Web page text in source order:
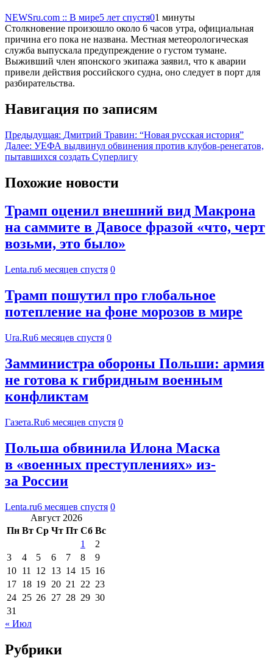
NEWSru.com :: В мире5 лет спустя01 минуты
Столкновение произошло около 6 часов утра, официальная
причина его пока не названа. Местная метеорологическая
служба выпускала предупреждение о густом тумане.
Выживший член японского экипажа заявил, что к аварии
привели действия российского судна, оно следует в порт для
разбирательства.
Навигация по записям
Предыдущая: Дмитрий Травин: “Новая русская история”
Далее: УЕФА выдвинул обвинения против клубов-ренегатов,
пытавшихся создать Суперлигу
Похожие новости
Трамп оценил внешний вид Макрона
на саммите в Давосе фразой «что, черт
возьми, это было»
Lenta.ru6 месяцев спустя 0
Трамп пошутил про глобальное
потепление на фоне морозов в мире
Ura.Ru6 месяцев спустя 0
Замминистра обороны Польши: армия
не готова к гибридным военным
конфликтам
Газета.Ru6 месяцев спустя 0
Польша обвинила Илона Маска
в «военных преступлениях» из-
за России
Lenta.ru6 месяцев спустя 0
Август 2026
Пн Вт Ср Чт Пт Сб Вс
1
2
3
4 5 6 7 8
9
10 11 12 13 14 15 16
17 18 19 20 21 22 23
24 25 26 27 28 29 30
31
« Июл
Рубрики